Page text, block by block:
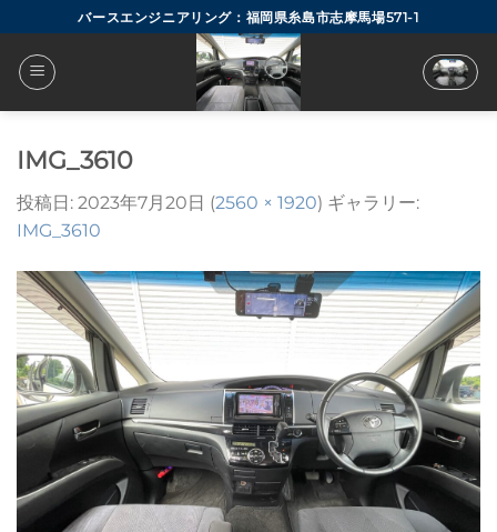
to
content
バースエンジニアリング：福岡県糸島市志摩馬場571-1
IMG_3610
投稿日: 2023年7月20日 (2560 × 1920) ギャラリー:
IMG_3610